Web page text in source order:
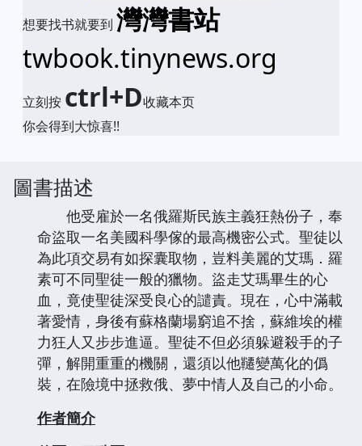
想要找书就要到 灣灣書站
twbook.tinynews.org
立刻按 ctrl+D收藏本页
你会得到大惊喜!!
圖書描述
他受雇於一名俄羅斯民族主義狂熱份子，奉
命盜取一名美國科學傢的最高機密公式。聖徒以
為此項交易有如探囊取物，豈料美麗的艾瑪．羅
素可不同聖徒一般的獵物。盜走艾瑪畢生的心
血，竟使聖徒深受良心的譴責。現在，心中滿載
著愛情，身後有蘇格蘭場窮追不捨，蘇維埃的權
力狂人又步步進逼。聖徒不但必須躲避殺手的子
彈，解開重重的機關，還須以他韆變萬化的僞
裝，在險境中拯救俄、夢中情人及自己的小命。
作者簡介